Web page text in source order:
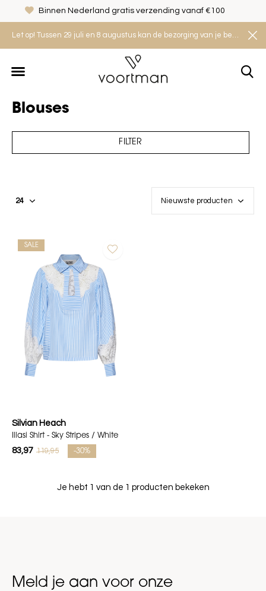
Let op! Tussen 29 juli en 8 augustus kan de bezorging van je bestelling iets langer duren. Houd rekening met een levertijd van 2 tot 4 werkdagen.
Binnen Nederland gratis verzending vanaf €100
Blouses
FILTER
SALE
Silvian Heach
Illasi Shirt - Sky Stripes / White
83,97 119,95 -30%
Je hebt 1 van de 1 producten bekeken
Meld je aan voor onze